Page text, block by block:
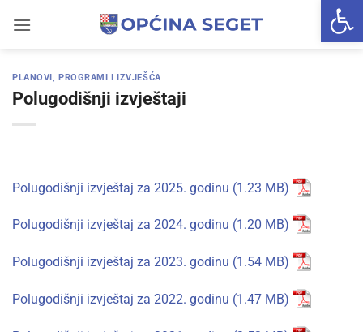
PLANOVI, PROGRAMI I IZVJEŠĆA
Polugodišnji izvještaji
Polugodišnji izvještaj za 2025. godinu
Polugodišnji izvještaj za 2024. godinu
Polugodišnji izvještaj za 2023. godinu
Polugodišnji izvještaj za 2022. godinu